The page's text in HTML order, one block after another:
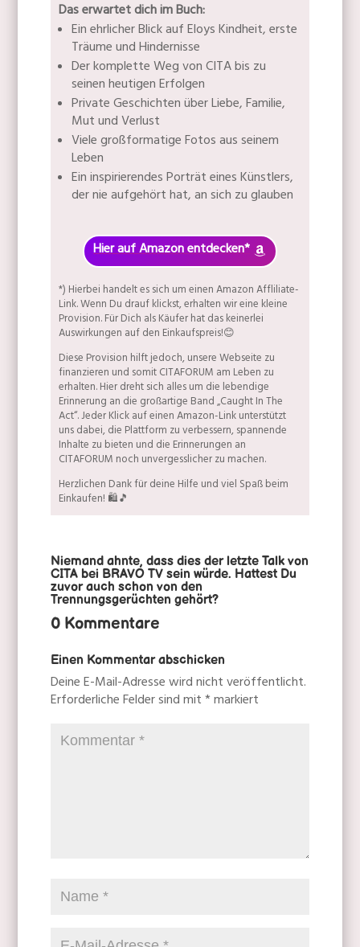
Das erwartet dich im Buch:
Ein ehrlicher Blick auf Eloys Kindheit, erste
Träume und Hindernisse
Der komplette Weg von CITA bis zu
seinen heutigen Erfolgen
Private Geschichten über Liebe, Familie,
Mut und Verlust
Viele großformatige Fotos aus seinem
Leben
Ein inspirierendes Porträt eines Künstlers,
der nie aufgehört hat, an sich zu glauben
Hier auf Amazon entdecken*
*) Hierbei handelt es sich um einen Amazon Affliliate-
Link. Wenn Du drauf klickst, erhalten wir eine kleine
Provision. Für Dich als Käufer hat das keinerlei
Auswirkungen auf den Einkaufspreis!😊
Diese Provision hilft jedoch, unsere Webseite zu
finanzieren und somit CITAFORUM am Leben zu
erhalten. Hier dreht sich alles um die lebendige
Erinnerung an die großartige Band „Caught In The
Act“. Jeder Klick auf einen Amazon-Link unterstützt
uns dabei, die Plattform zu verbessern, spannende
Inhalte zu bieten und die Erinnerungen an
CITAFORUM noch unvergesslicher zu machen.
Herzlichen Dank für deine Hilfe und viel Spaß beim
Einkaufen! 🛍️🎵
Niemand ahnte, dass dies der letzte Talk von
CITA bei BRAVO TV sein würde. Hattest Du
zuvor auch schon von den
Trennungsgerüchten gehört?
0 Kommentare
Einen Kommentar abschicken
Deine E-Mail-Adresse wird nicht veröffentlicht.
Erforderliche Felder sind mit*markiert